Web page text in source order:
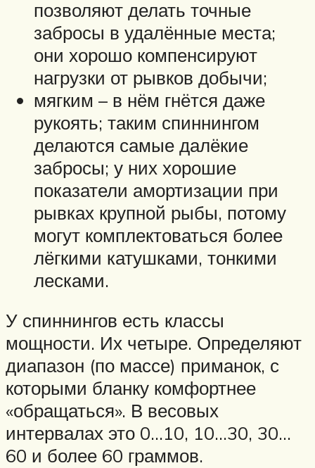
позволяют делать точные
забросы в удалённые места;
они хорошо компенсируют
нагрузки от рывков добычи;
мягким – в нём гнётся даже
рукоять; таким спиннингом
делаются самые далёкие
забросы; у них хорошие
показатели амортизации при
рывках крупной рыбы, потому
могут комплектоваться более
лёгкими катушками, тонкими
лесками.
У спиннингов есть классы
мощности. Их четыре. Определяют
диапазон (по массе) приманок, с
которыми бланку комфортнее
«обращаться». В весовых
интервалах это 0…10, 10…30, 30…
60 и более 60 граммов.